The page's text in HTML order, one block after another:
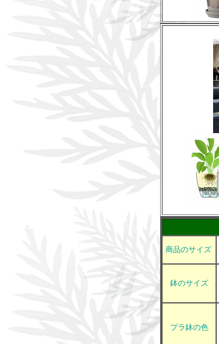
商品のサイズ
鉢のサイズ
プラ鉢の色